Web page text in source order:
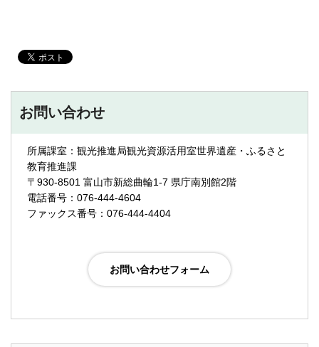
お問い合わせ
所属課室：観光推進局観光資源活用室世界遺産・ふるさと
教育推進課
〒930-8501 富山市新総曲輪1-7 県庁南別館2階
電話番号：076-444-4604
ファックス番号：076-444-4404